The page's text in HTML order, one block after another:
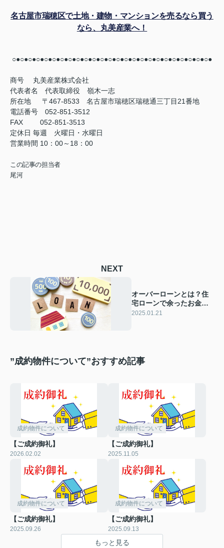
名古屋市瑞穂区で土地・建物・マンションを売るなら買う
なら、丸美産業へ！
○●○●○●○●○●○●○●○●○●○●○●○●○●○●○●○●○●○●○●○●○●○●○●○●○●
商号
丸美産業株式会社
代表者名 代表取締役 嶺木一志
所在地 〒467-8533 名古屋市瑞穂区瑞穂通三丁目21番地
電話番号 052-851-3512
FAX
052-851-3513
定休日 毎週 火曜日・水曜日
営業時間 10：00～18：00
この記事の担当者
尾河
NEXT
オーバーローンとは？住
宅ローンで余ったお金を
使うリスクをご紹介
2025.01.21
”成約物件について”おすすめ記事
成約物件について
【ご成約御礼】
2026.02.02
成約物件について
【ご成約御礼】
2025.11.05
成約物件について
【ご成約御礼】
2025.09.26
成約物件について
【ご成約御礼】
2025.09.13
もっと見る